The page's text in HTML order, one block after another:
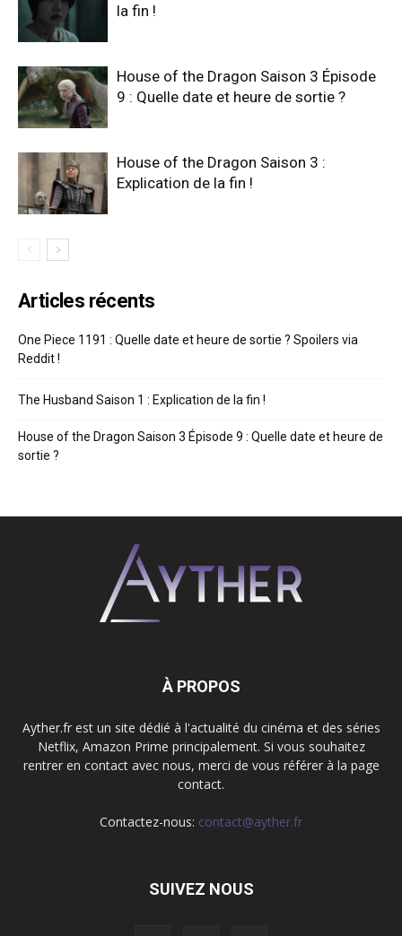
la fin !
House of the Dragon Saison 3 Épisode
9 : Quelle date et heure de sortie ?
House of the Dragon Saison 3 :
Explication de la fin !
Articles récents
One Piece 1191 : Quelle date et heure de sortie ? Spoilers via
Reddit !
The Husband Saison 1 : Explication de la fin !
House of the Dragon Saison 3 Épisode 9 : Quelle date et heure de
sortie ?
À PROPOS
Ayther.fr est un site dédié à l'actualité du cinéma et des séries
Netflix, Amazon Prime principalement. Si vous souhaitez
rentrer en contact avec nous, merci de vous référer à la page
contact.
Contactez-nous: contact@ayther.fr
SUIVEZ NOUS